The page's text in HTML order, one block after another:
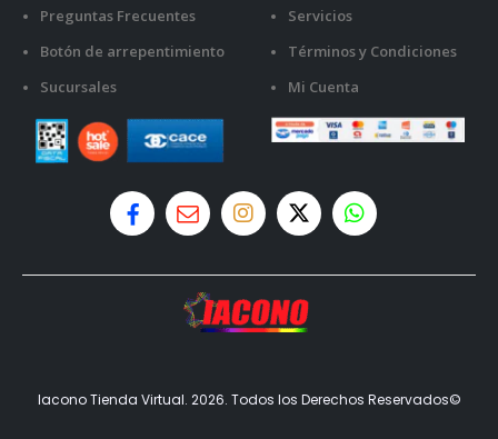
Preguntas Frecuentes
Botón de arrepentimiento
Sucursales
Servicios
Términos y Condiciones
Mi Cuenta
Iacono Tienda Virtual. 2026. Todos los Derechos Reservados©